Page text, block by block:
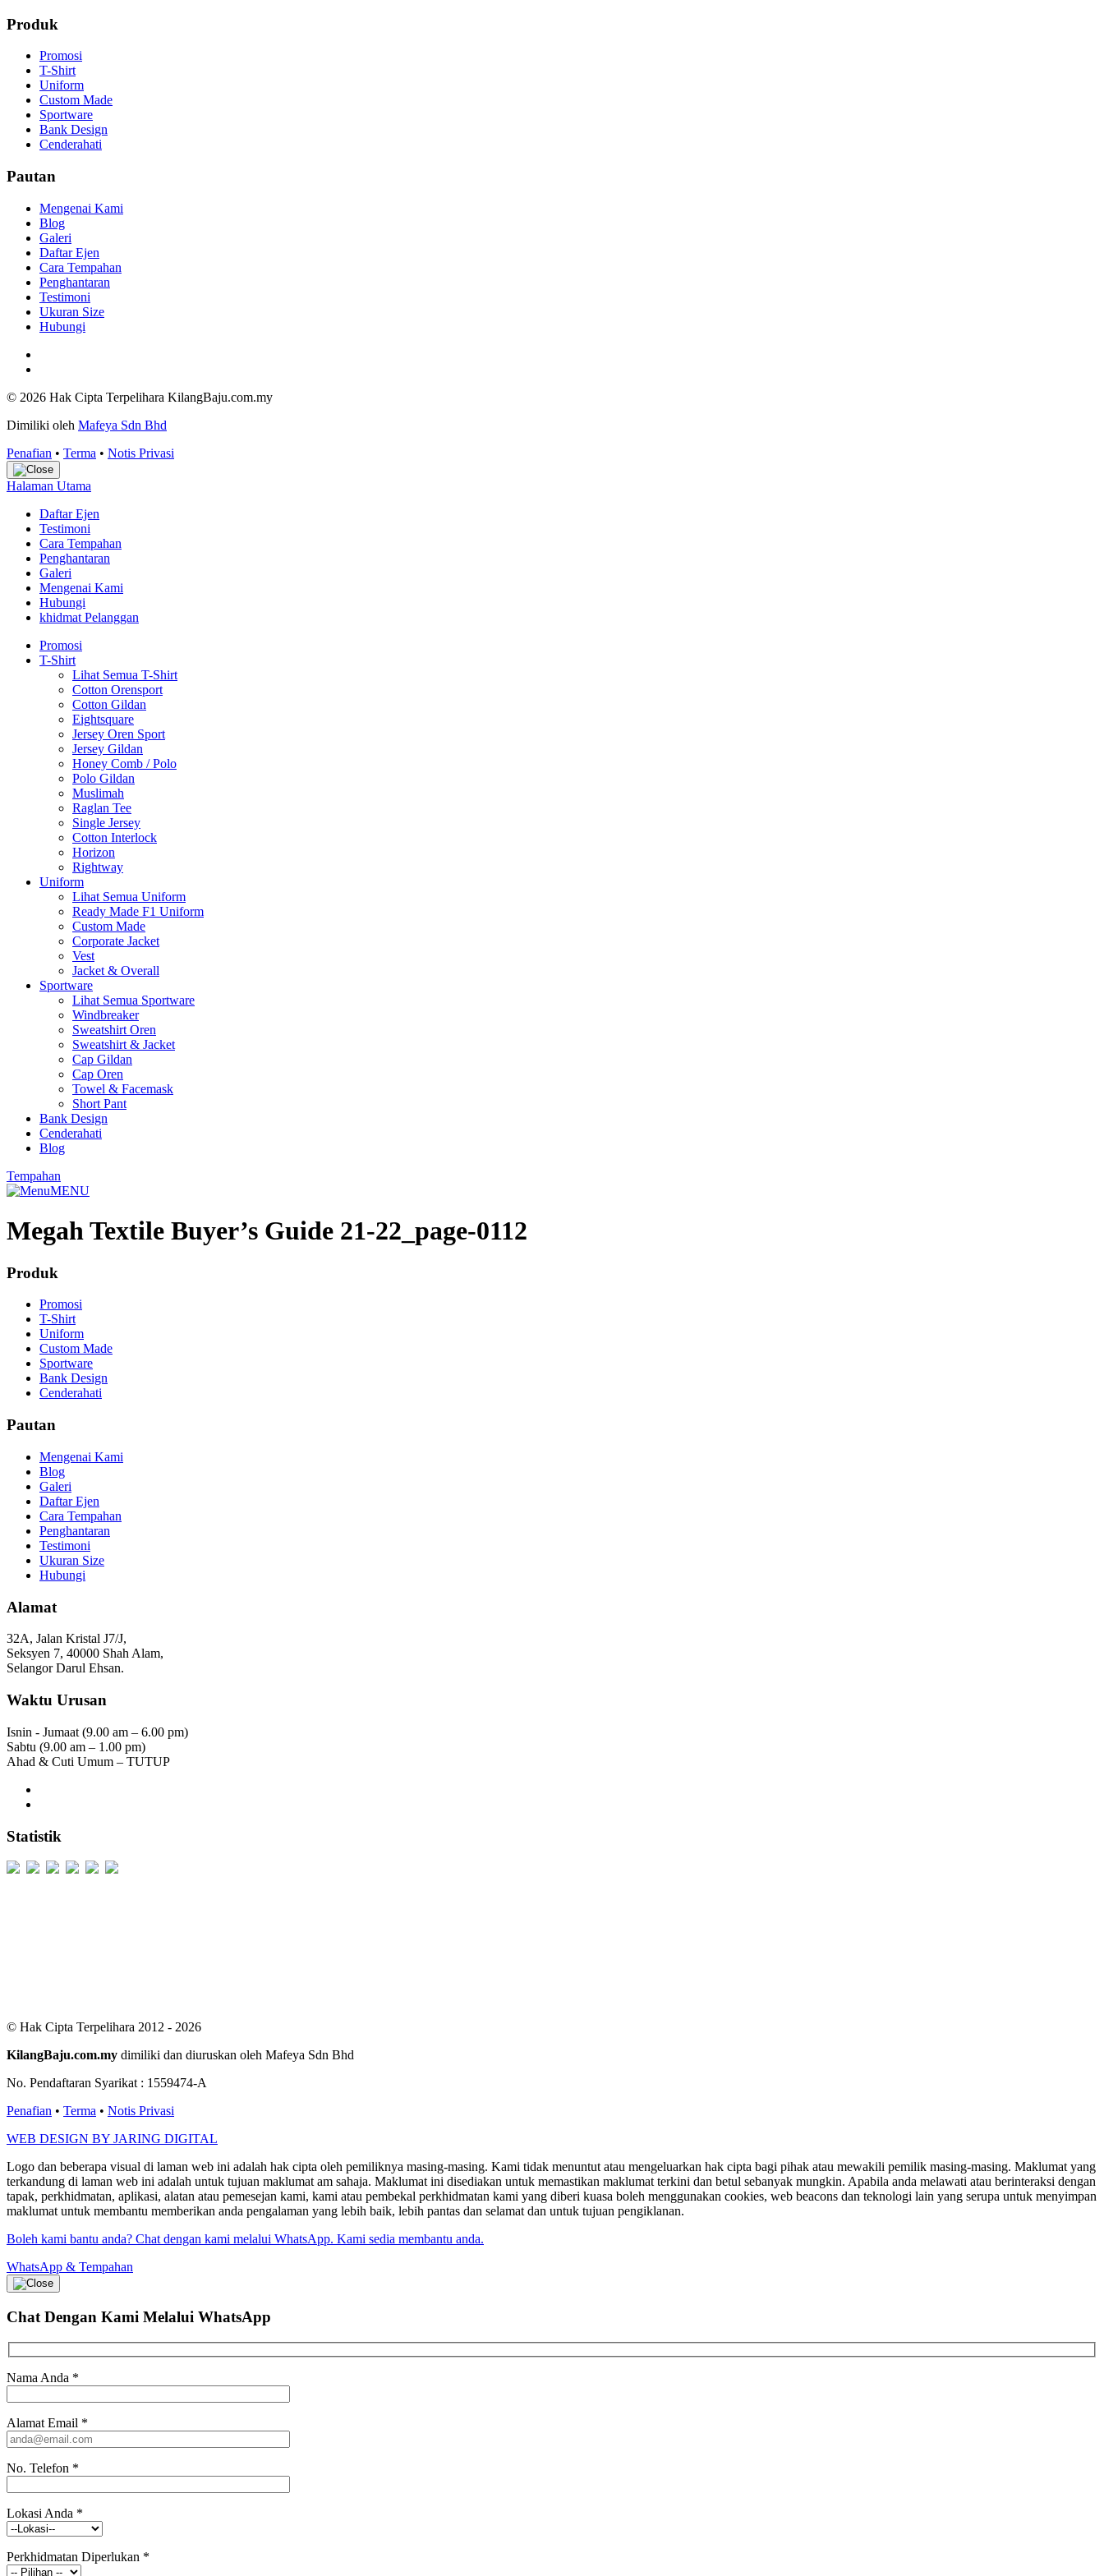
Produk
Promosi
T-Shirt
Uniform
Custom Made
Sportware
Bank Design
Cenderahati
Pautan
Mengenai Kami
Blog
Galeri
Daftar Ejen
Cara Tempahan
Penghantaran
Testimoni
Ukuran Size
Hubungi
© 2026 Hak Cipta Terpelihara KilangBaju.com.my
Dimiliki oleh Mafeya Sdn Bhd
Penafian • Terma • Notis Privasi
Halaman Utama
Daftar Ejen
Testimoni
Cara Tempahan
Penghantaran
Galeri
Mengenai Kami
Hubungi
khidmat Pelanggan
Promosi
T-Shirt
Lihat Semua T-Shirt
Cotton Orensport
Cotton Gildan
Eightsquare
Jersey Oren Sport
Jersey Gildan
Honey Comb / Polo
Polo Gildan
Muslimah
Raglan Tee
Single Jersey
Cotton Interlock
Horizon
Rightway
Uniform
Lihat Semua Uniform
Ready Made F1 Uniform
Custom Made
Corporate Jacket
Vest
Jacket & Overall
Sportware
Lihat Semua Sportware
Windbreaker
Sweatshirt Oren
Sweatshirt & Jacket
Cap Gildan
Cap Oren
Towel & Facemask
Short Pant
Bank Design
Cenderahati
Blog
Tempahan
MENU
Megah Textile Buyer’s Guide 21-22_page-0112
Produk
Promosi
T-Shirt
Uniform
Custom Made
Sportware
Bank Design
Cenderahati
Pautan
Mengenai Kami
Blog
Galeri
Daftar Ejen
Cara Tempahan
Penghantaran
Testimoni
Ukuran Size
Hubungi
Alamat
32A, Jalan Kristal J7/J,
Seksyen 7, 40000 Shah Alam,
Selangor Darul Ehsan.
Waktu Urusan
Isnin - Jumaat (9.00 am – 6.00 pm)
Sabtu (9.00 am – 1.00 pm)
Ahad & Cuti Umum – TUTUP
Statistik
© Hak Cipta Terpelihara 2012 - 2026
KilangBaju.com.my dimiliki dan diuruskan oleh Mafeya Sdn Bhd
No. Pendaftaran Syarikat : 1559474-A
Penafian • Terma • Notis Privasi
WEB DESIGN BY JARING DIGITAL
Logo dan beberapa visual di laman web ini adalah hak cipta oleh pemiliknya masing-masing. Kami tidak menuntut atau mengeluarkan hak cipta bagi pihak atau mewakili pemilik masing-masing. Maklumat yang
terkandung di laman web ini adalah untuk tujuan maklumat am sahaja. Maklumat ini disediakan untuk memastikan maklumat terkini dan betul sebanyak mungkin. Apabila anda melawati atau berinteraksi dengan
tapak, perkhidmatan, aplikasi, alatan atau pemesejan kami, kami atau pembekal perkhidmatan kami yang diberi kuasa boleh menggunakan cookies, web beacons dan teknologi lain yang serupa untuk menyimpan
maklumat untuk membantu memberikan anda pengalaman yang lebih baik, lebih pantas dan selamat dan untuk tujuan pengiklanan.
Boleh kami bantu anda? Chat dengan kami melalui WhatsApp. Kami sedia membantu anda.
WhatsApp & Tempahan
Chat Dengan Kami Melalui WhatsApp
Nama Anda *
Alamat Email *
No. Telefon *
Lokasi Anda *
Perkhidmatan Diperlukan *